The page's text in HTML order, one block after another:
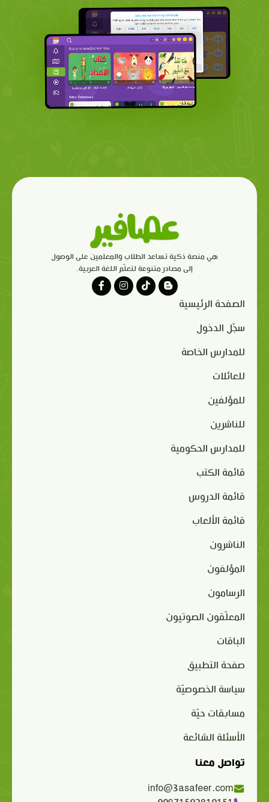
هي منصة ذكية تساعد الطلاب والمعلمين على الوصول
إلى مصادر متنوعة لتعلّم اللغة العربية.
الصفحة الرئيسية
سجّل الدخول
للمدارس الخاصة
للعائلات
للمؤلفين
للناشرين
للمدارس الحكومية
قائمة الكتب
قائمة الدروس
قائمة الألعاب
الناشرون
المؤلفون
الرسامون
المعلّقون الصوتيون
الباقات
صفحة التطبيق
سياسة الخصوصيّة
مسابقات حيّة
الأسئلة الشائعة
تواصل معنا
info@3asafeer.com